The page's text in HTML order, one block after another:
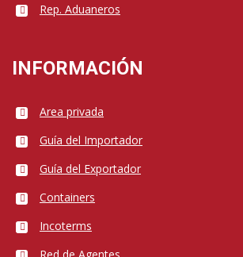
Rep. Aduaneros
INFORMACIÓN
Area privada
Guía del Importador
Guía del Exportador
Containers
Incoterms